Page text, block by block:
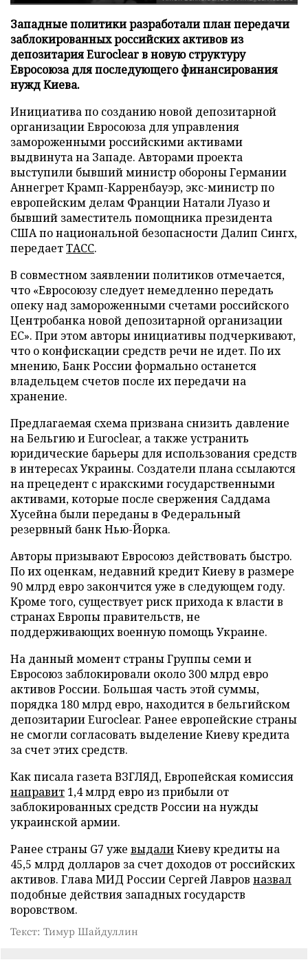
Западные политики разработали план передачи
заблокированных российских активов из
депозитария Euroclear в новую структуру
Евросоюза для последующего финансирования
нужд Киева.
Инициатива по созданию новой депозитарной
организации Евросоюза для управления
замороженными российскими активами
выдвинута на Западе. Авторами проекта
выступили бывший министр обороны Германии
Аннегрет Крамп-Карренбауэр, экс-министр по
европейским делам Франции Натали Луазо и
бывший заместитель помощника президента
США по национальной безопасности Далип Сингх,
передаетТАСС.
В совместном заявлении политиков отмечается,
что «Евросоюзу следует немедленно передать
опеку над замороженными счетами российского
Центробанка новой депозитарной организации
ЕС». При этом авторы инициативы подчеркивают,
что о конфискации средств речи не идет. По их
мнению, Банк России формально останется
владельцем счетов после их передачи на
хранение.
Предлагаемая схема призвана снизить давление
на Бельгию и Euroclear, а также устранить
юридические барьеры для использования средств
в интересах Украины. Создатели плана ссылаются
на прецедент с иракскими государственными
активами, которые после свержения Саддама
Хусейна были переданы в Федеральный
резервный банк Нью-Йорка.
Авторы призывают Евросоюз действовать быстро.
По их оценкам, недавний кредит Киеву в размере
90 млрд евро закончится уже в следующем году.
Кроме того, существует риск прихода к власти в
странах Европы правительств, не
поддерживающих военную помощь Украине.
На данный момент страны Группы семи и
Евросоюз заблокировали около 300 млрд евро
активов России. Большая часть этой суммы,
порядка 180 млрд евро, находится в бельгийском
депозитарии Euroclear. Ранее европейские страны
не смогли согласовать выделение Киеву кредита
за счет этих средств.
Как писала газета ВЗГЛЯД, Европейская комиссия
направит 1,4 млрд евро из прибыли от
заблокированных средств России на нужды
украинской армии.
Ранее страны G7 уже выдалиКиеву кредиты на
45,5 млрд долларов за счет доходов от российских
активов. Глава МИД России Сергей Лавров назвал
подобные действия западных государств
воровством.
Текст: Тимур Шайдуллин